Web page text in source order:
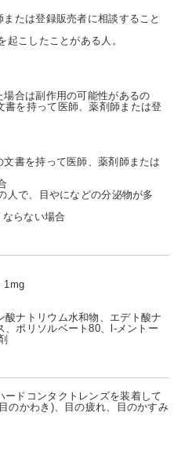
たは登録販売者に相談すること
起こしたことがある人。
合は副作用の可能性があるの
書を持って医師、薬剤師または登
書を持って医師、薬剤師または
人で、目やになどの分泌物が多
らない場合
1mg
ナトリウム水和物、エデト酸ナ
、ポリソルベート80、l-メントー
ードコンタクトレンズを装着して
のかわき)、目の疲れ、目のかすみ